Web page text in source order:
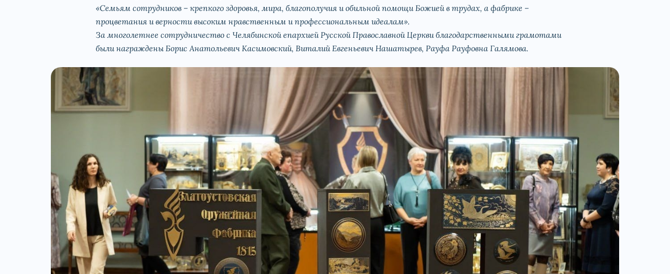
«Семьям сотрудников – крепкого здоровья, мира, благополучия и обильной помощи Божией в трудах, а фабрике –
процветания и верности высоким нравственным и профессиональным идеалам».
За многолетнее сотрудничество с Челябинской епархией Русской Православной Церкви благодарственными грамотами
были награждены Борис Анатольевич Касимовский, Виталий Евгеньевич Нашатырев, Рауфа Рауфовна Галямова.